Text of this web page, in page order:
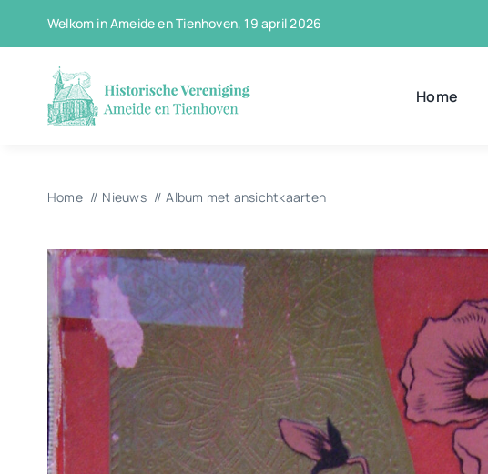
Welkom in Ameide en Tienhoven, 19 april 2026
Home
Home Nieuws Album met ansichtkaarten